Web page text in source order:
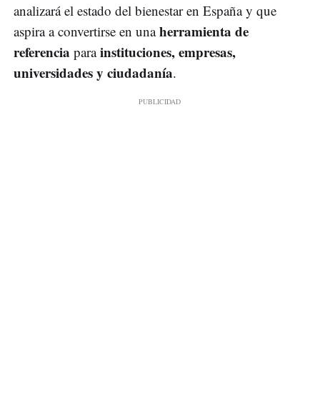
analizará el estado del bienestar en España y que
aspira a convertirse en unaherramienta de
referencia parainstituciones, empresas,
universidades y ciudadanía.